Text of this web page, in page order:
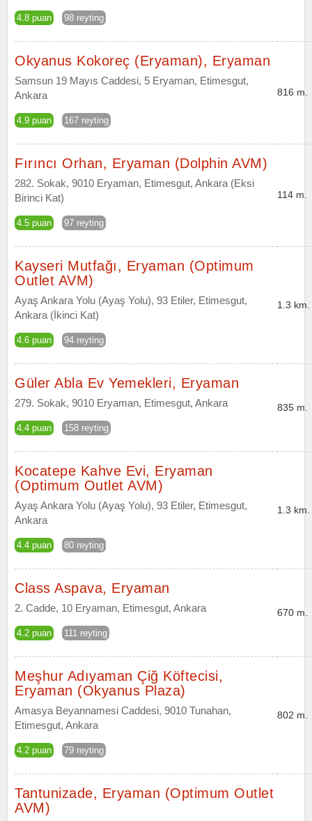
4.8 puan 98 reyting
Okyanus Kokoreç (Eryaman), Eryaman
Samsun 19 Mayıs Caddesi, 5 Eryaman, Etimesgut,
Ankara
4.9 puan 167 reyting
816 m.
Fırıncı Orhan, Eryaman (Dolphin AVM)
282. Sokak, 9010 Eryaman, Etimesgut, Ankara (Eksi
Birinci Kat)
4.5 puan 97 reyting
114 m.
Kayseri Mutfağı, Eryaman (Optimum
Outlet AVM)
Ayaş Ankara Yolu (Ayaş Yolu), 93 Etiler, Etimesgut,
Ankara (İkinci Kat)
4.6 puan 94 reyting
1.3 km.
Güler Abla Ev Yemekleri, Eryaman
279. Sokak, 9010 Eryaman, Etimesgut, Ankara
4.4 puan 158 reyting
835 m.
Kocatepe Kahve Evi, Eryaman
(Optimum Outlet AVM)
Ayaş Ankara Yolu (Ayaş Yolu), 93 Etiler, Etimesgut,
Ankara
4.4 puan 80 reyting
1.3 km.
Class Aspava, Eryaman
2. Cadde, 10 Eryaman, Etimesgut, Ankara
4.2 puan 111 reyting
670 m.
Meşhur Adıyaman Çiğ Köftecisi,
Eryaman (Okyanus Plaza)
Amasya Beyannamesi Caddesi, 9010 Tunahan,
Etimesgut, Ankara
4.2 puan 79 reyting
802 m.
Tantunizade, Eryaman (Optimum Outlet
AVM)